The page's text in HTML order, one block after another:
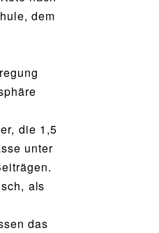
dem
die 1,5
unter
als
das